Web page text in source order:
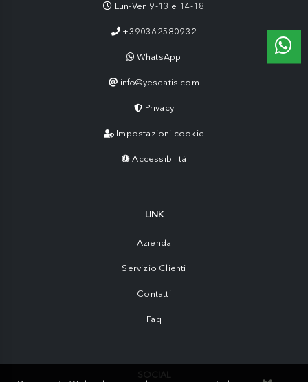
Lun-Ven 9-13 e 14-18
+390362580932
WhatsApp
info@yeseatis.com
Privacy
Impostazioni cookie
Accessibilità
LINK
Azienda
Servizio Clienti
Contatti
Faq